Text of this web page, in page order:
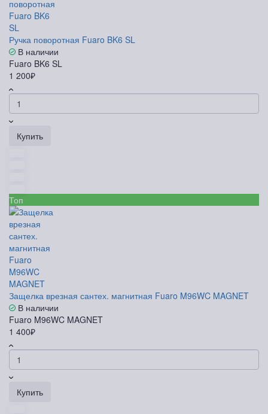
Ручка поворотная Fuaro BK6 SL
В наличии
Fuaro BK6 SL
1 200₽
Купить
Топ
Защелка врезная сантех. магнитная Fuaro M96WC MAGNET
В наличии
Fuaro M96WC MAGNET
1 400₽
Купить